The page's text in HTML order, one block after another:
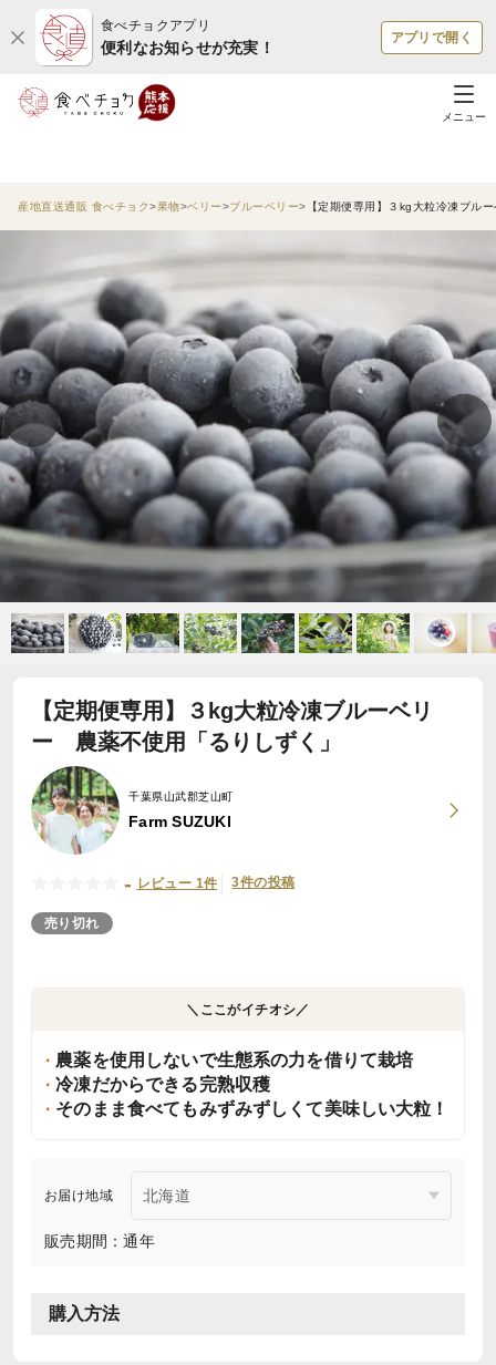
食べチョクアプリ
便利なお知らせが充実！
アプリで開く
メニュー
産地直送通販 食べチョク 果物 ベリー ブルーベリー 【定期便専用】３kg大粒冷凍ブル
【定期便専用】３kg大粒冷凍ブルーベリ
ー 農薬不使用「るりしずく」
千葉県山武郡芝山町
Farm SUZUKI
- レビュー 1件 3件の投稿
売り切れ
＼ここがイチオシ／
農薬を使用しないで生態系の力を借りて栽培
冷凍だからできる完熟収穫
そのまま食べてもみずみずしくて美味しい大粒！
お届け地域
販売期間：通年
購入方法